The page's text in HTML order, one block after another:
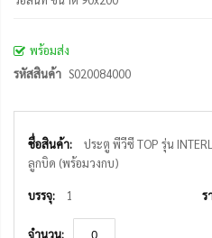
พร้อมส่ง
รหัสสินค้า S020084000
สินค้า
กลุ่ม
ประตู พีวีซี TOP รุ่น
ลูกบิด (พร้อมวงกบ)
1